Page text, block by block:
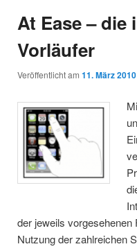
At Ease – die
Vorläufer
Veröffentlicht am 11. März 2010
der jeweils vorgesehenen
Nutzung der zahlreichen